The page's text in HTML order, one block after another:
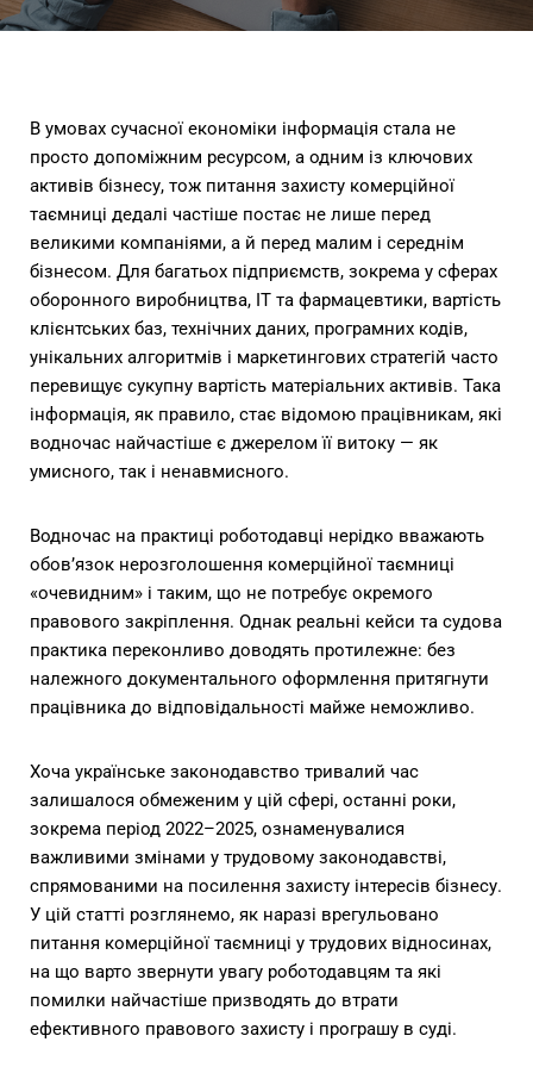
В умовах сучасної економіки інформація стала не
просто допоміжним ресурсом, а одним із ключових
активів бізнесу, тож питання захисту комерційної
таємниці дедалі частіше постає не лише перед
великими компаніями, а й перед малим і середнім
бізнесом. Для багатьох підприємств, зокрема у сферах
оборонного виробництва, IT та фармацевтики, вартість
клієнтських баз, технічних даних, програмних кодів,
унікальних алгоритмів і маркетингових стратегій часто
перевищує сукупну вартість матеріальних активів. Така
інформація, як правило, стає відомою працівникам, які
водночас найчастіше є джерелом її витоку — як
умисного, так і ненавмисного.
Водночас на практиці роботодавці нерідко вважають
обов’язок нерозголошення комерційної таємниці
«очевидним» і таким, що не потребує окремого
правового закріплення. Однак реальні кейси та судова
практика переконливо доводять протилежне: без
належного документального оформлення притягнути
працівника до відповідальності майже неможливо.
Хоча українське законодавство тривалий час
залишалося обмеженим у цій сфері, останні роки,
зокрема період 2022–2025, ознаменувалися
важливими змінами у трудовому законодавстві,
спрямованими на посилення захисту інтересів бізнесу.
У цій статті розглянемо, як наразі врегульовано
питання комерційної таємниці у трудових відносинах,
на що варто звернути увагу роботодавцям та які
помилки найчастіше призводять до втрати
ефективного правового захисту і програшу в суді.